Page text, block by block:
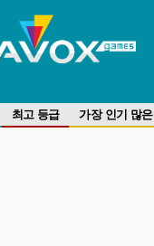
최고 등급 가장 인기 많은